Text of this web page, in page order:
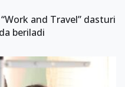
and Travel” dasturi
beriladi